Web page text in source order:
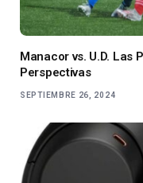
Manacor vs. U.D. Las
Perspectivas
SEPTIEMBRE 26, 2024